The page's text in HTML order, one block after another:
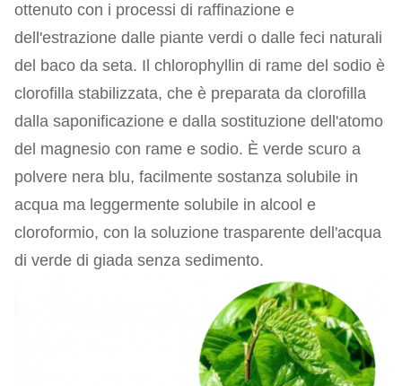
ottenuto con i processi di raffinazione e
dell'estrazione dalle piante verdi o dalle feci naturali
del baco da seta. Il chlorophyllin di rame del sodio è
clorofilla stabilizzata, che è preparata da clorofilla
dalla saponificazione e dalla sostituzione dell'atomo
del magnesio con rame e sodio. È verde scuro a
polvere nera blu, facilmente sostanza solubile in
acqua ma leggermente solubile in alcool e
cloroformio, con la soluzione trasparente dell'acqua
di verde di giada senza sedimento.